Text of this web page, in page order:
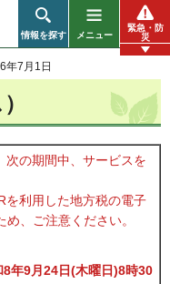
情報を探す メニュー
緊急・防
災
年7月1日
次の期間中、サービスを
を利用した地方税の電子
、ご注意ください。
年9月24日(木曜日)8時30